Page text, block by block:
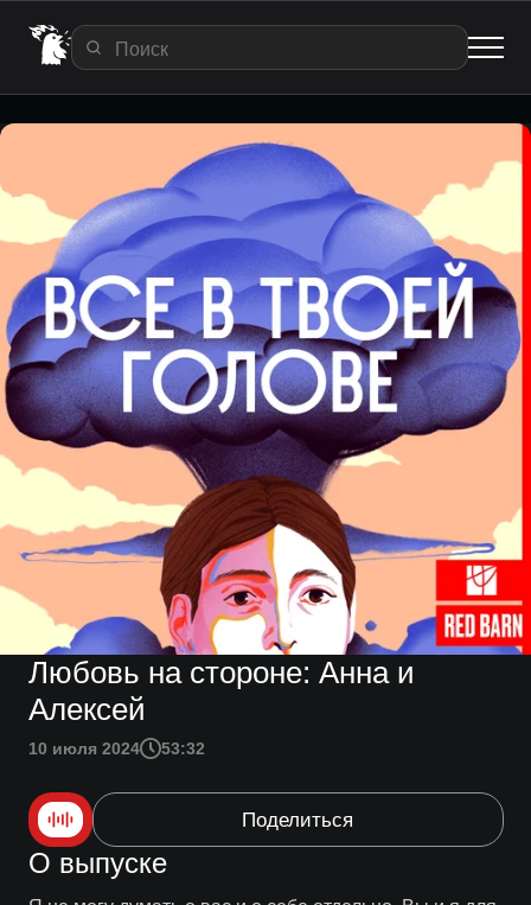
Любовь на стороне: Анна и
Алексей
10 июля 2024 53:32
Поделиться
О выпуске